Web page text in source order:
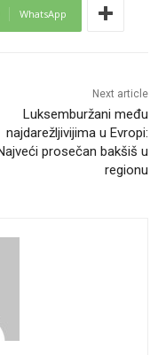
WhatsApp
Next article
Luksemburžani među
najdarežljivijima u Evropi:
prosečan bakšiš u
regionu